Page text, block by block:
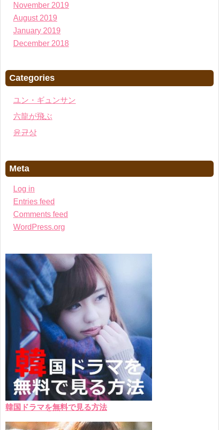
November 2019
August 2019
January 2019
December 2018
Categories
ユン・ギュンサン
六龍が飛ぶ
윤균상
Meta
Log in
Entries feed
Comments feed
WordPress.org
韓国ドラマを無料で見る方法